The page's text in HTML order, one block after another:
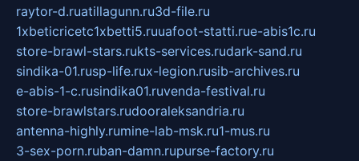
raytor-d.ruatillagunn.ru3d-file.ru
1xbeticricetc1xbetti5.ruuafoot-statti.rue-abis1c.ru
store-brawl-stars.rukts-services.rudark-sand.ru
sindika-01.rusp-life.rux-legion.rusib-archives.ru
e-abis-1-c.rusindika01.ruvenda-festival.ru
store-brawlstars.rudooraleksandria.ru
antenna-highly.rumine-lab-msk.ru1-mus.ru
3-sex-porn.ruban-damn.rupurse-factory.ru